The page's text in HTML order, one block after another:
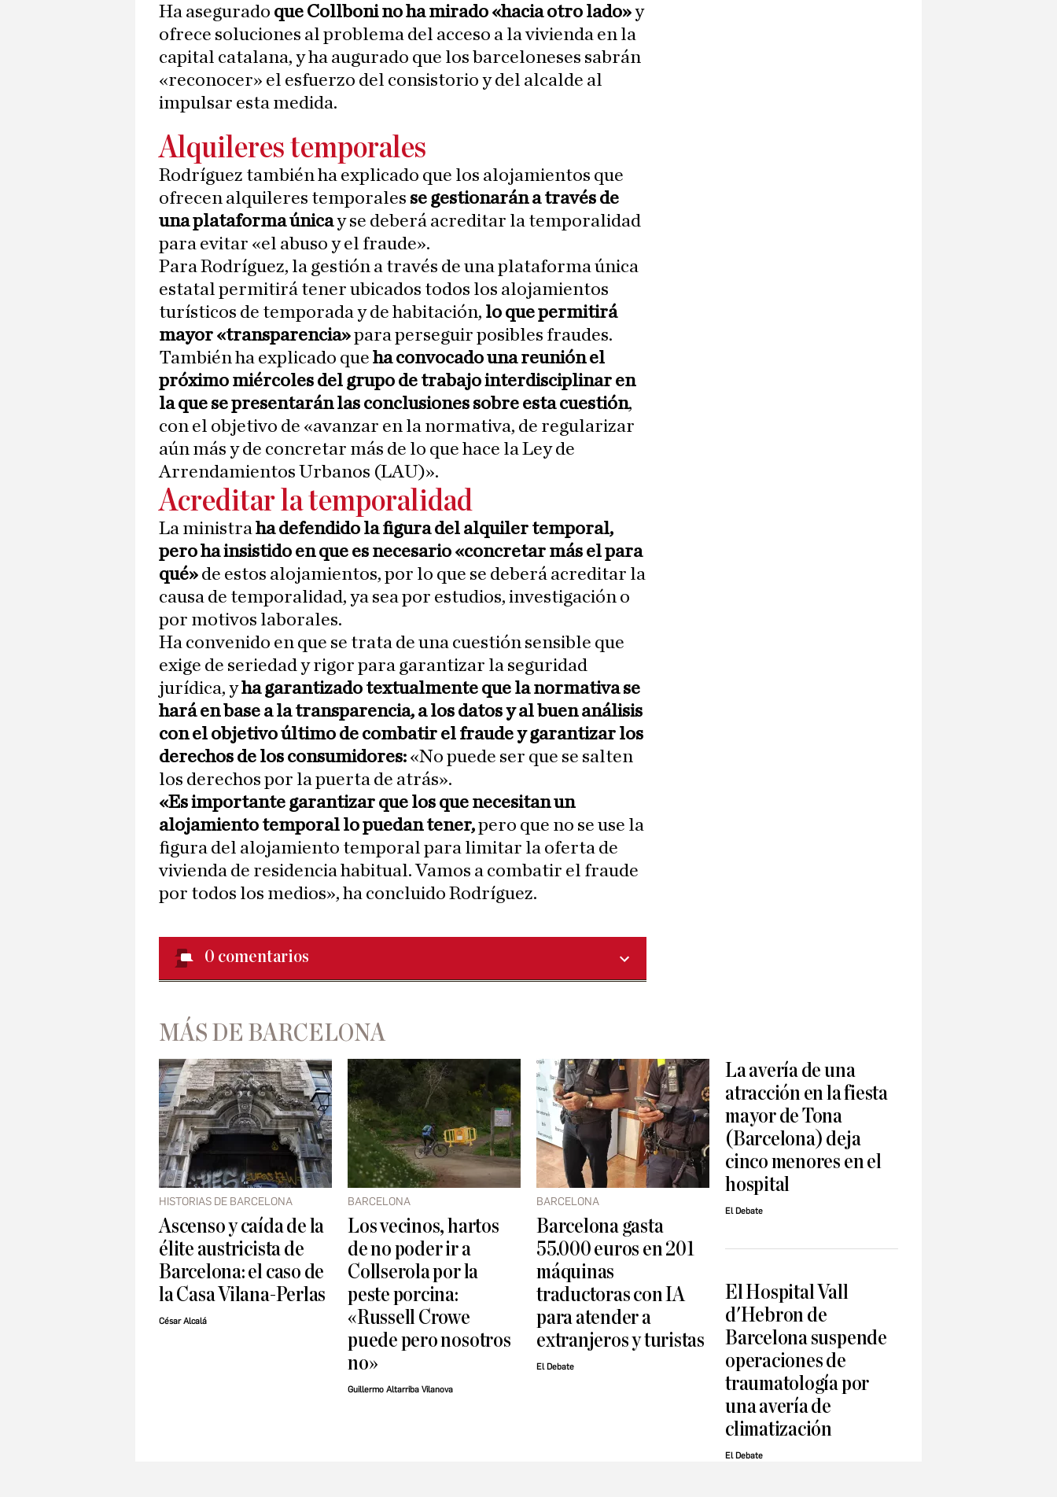
Ha asegurado que Collboni no ha mirado «hacia otro lado»y
ofrece soluciones al problema del acceso a la vivienda en la
capital catalana, y ha augurado que los barceloneses sabrán
«reconocer» el esfuerzo del consistorio y del alcalde al
impulsar esta medida.
Alquileres temporales
Rodríguez también ha explicado que los alojamientos que
ofrecen alquileres temporales se gestionarán a través de
una plataforma únicay se deberá acreditar la temporalidad
para evitar «el abuso y el fraude».
Para Rodríguez, la gestión a través de una plataforma única
estatal permitirá tener ubicados todos los alojamientos
turísticos de temporada y de habitación, lo que permitirá
mayor «transparencia»para perseguir posibles fraudes.
También ha explicado que ha convocado una reunión el
próximo miércoles del grupo de trabajo interdisciplinar en
la que se presentarán las conclusiones sobre esta cuestión,
con el objetivo de «avanzar en la normativa, de regularizar
aún más y de concretar más de lo que hace la Ley de
Arrendamientos Urbanos (LAU)».
Acreditar la temporalidad
La ministraha defendido la figura del alquiler temporal,
pero ha insistido en que es necesario «concretar más el para
qué» de estos alojamientos, por lo que se deberá acreditar la
causa de temporalidad, ya sea por estudios, investigación o
por motivos laborales.
Ha convenido en que se trata de una cuestión sensible que
exige de seriedad y rigor para garantizar la seguridad
jurídica, yha garantizado textualmente que la normativa se
hará en base a la transparencia, a los datos y al buen análisis
con el objetivo último de combatir el fraude y garantizar los
derechos de los consumidores: «No puede ser que se salten
los derechos por la puerta de atrás».
«Es importante garantizar que los que necesitan un
alojamiento temporal lo puedan tener,pero que no se use la
figura del alojamiento temporal para limitar la oferta de
vivienda de residencia habitual. Vamos a combatir el fraude
por todos los medios», ha concluido Rodríguez.
0 comentarios
MÁS DE BARCELONA
HISTORIAS DE BARCELONA
Ascenso y caída de la
élite austricista de
Barcelona: el caso de
la Casa Vilana-Perlas
César Alcalá
BARCELONA
Los vecinos, hartos
de no poder ir a
Collserola por la
peste porcina:
«Russell Crowe
puede pero nosotros
no»
Guillermo Altarriba Vilanova
BARCELONA
Barcelona gasta
55.000 euros en 201
máquinas
traductoras con IA
para atender a
extranjeros y turistas
El Debate
La avería de una
atracción en la fiesta
mayor de Tona
(Barcelona) deja
cinco menores en el
hospital
El Debate
El Hospital Vall
d'Hebron de
Barcelona suspende
operaciones de
traumatología por
una avería de
climatización
El Debate